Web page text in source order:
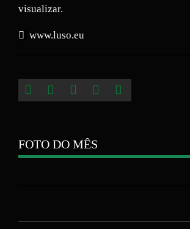
visualizar.
www.luso.eu
FOTO DO MÊS